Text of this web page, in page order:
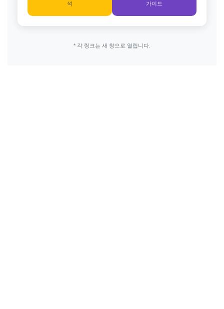
석
가이드
* 각 링크는 새 창으로 열립니다.